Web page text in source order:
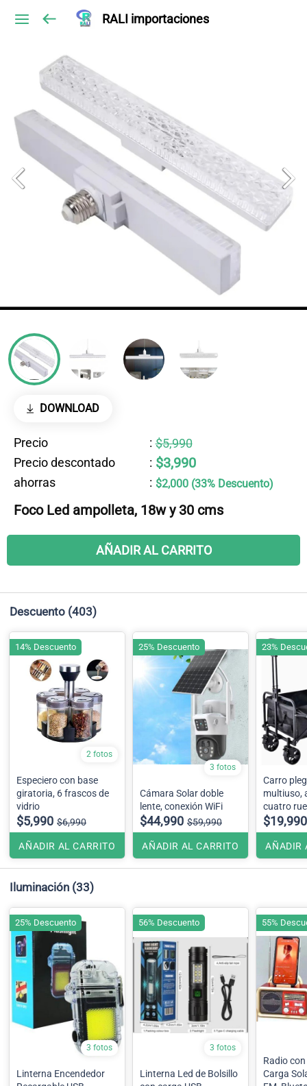
RALI importaciones
DOWNLOAD
Precio : $5,990
Precio descontado
: $3,990
ahorras : $2,000 (33% Descuento)
Foco Led ampolleta, 18w y 30 cms
AÑADIR AL CARRITO
Descuento (403)
2 fotos
Especiero con base
giratoria, 6 frascos de
vidrio
$5,990 $6,990
AÑADIR AL CARRITO
14% Descuento
3 fotos
Cámara Solar doble
lente, conexión WiFi
$44,990 $59,990
AÑADIR AL CARRITO
25% Descuento
Carro
multiuso,
cuatro
$19,990
AÑADIR
23%
Iluminación (33)
3 fotos
Linterna Encendedor
25% Descuento
3 fotos
Linterna Led de Bolsillo
56% Descuento
Radio
Carga
55%